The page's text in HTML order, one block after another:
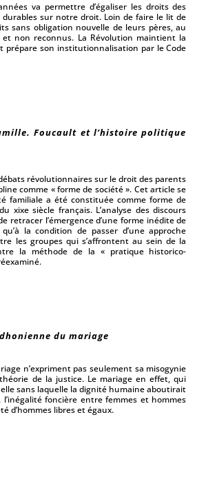
va permettre d’égaliser les droits des
sur notre droit. Loin de faire le lit de
sans obligation nouvelle de leurs pères, au
non reconnus. La Révolution maintient la
prépare son institutionnalisation par le Code
Foucault et l’histoire politique
révolutionnaires sur le droit des parents
comme « forme de société ». Cet article se
familiale a été constituée comme forme de
siècle français. L’analyse des discours
retracer l’émergence d’une forme inédite de
la condition de passer d’une approche
les groupes qui s’affrontent au sein de la
la méthode de la « pratique historico-
du mariage
n’expriment pas seulement sa misogynie
de la justice. Le mariage en effet, qui
sans laquelle la dignité humaine aboutirait
foncière entre femmes et hommes
d’hommes libres et égaux.